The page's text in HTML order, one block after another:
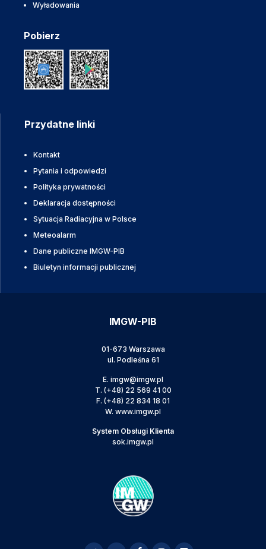
Wyładowania
Pobierz
Przydatne linki
Kontakt
Pytania i odpowiedzi
Polityka prywatności
Deklaracja dostępności
Sytuacja Radiacyjna w Polsce
Meteoalarm
Dane publiczne IMGW-PIB
Biuletyn informacji publicznej
IMGW-PIB
01-673 Warszawa
ul. Podleśna 61
E. imgw@imgw.pl
T. (+48) 22 569 41 00
F. (+48) 22 834 18 01
W. www.imgw.pl
System Obsługi Klienta
sok.imgw.pl